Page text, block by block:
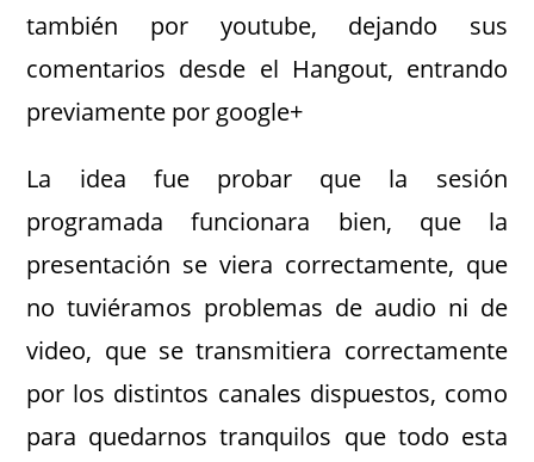
también por youtube, dejando sus
comentarios desde el Hangout, entrando
previamente por google+
La idea fue probar que la sesión
programada funcionara bien, que la
presentación se viera correctamente, que
no tuviéramos problemas de audio ni de
video, que se transmitiera correctamente
por los distintos canales dispuestos, como
para quedarnos tranquilos que todo esta